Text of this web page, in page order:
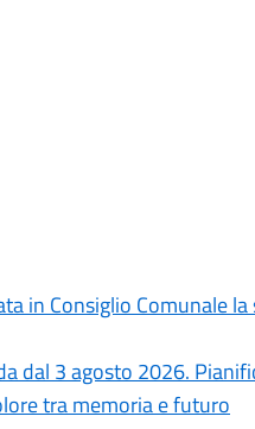
in Consiglio Comunale
dal 3 agosto 2026.
tra memoria e futuro